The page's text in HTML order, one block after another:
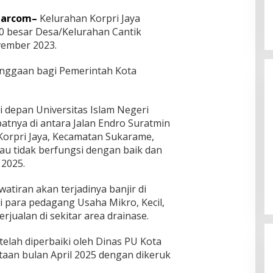
Kelurahan Korpri Jaya
besar Desa/Kelurahan Cantik
2023.
bagi Pemerintah Kota
Universitas Islam Negeri
di antara Jalan Endro Suratmin
Jaya, Kecamatan Sukarame,
tidak berfungsi dengan baik dan
akan terjadinya banjir di
pedagang Usaha Mikro, Kecil,
di sekitar area drainase.
diperbaiki oleh Dinas PU Kota
bulan April 2025 dengan dikeruk
Dian Zevanya Sandiata dari
Lanjutkan Kuliah